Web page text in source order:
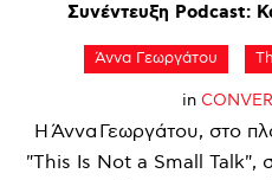
Συνέντευξη Podcast:
Άννα Γεωργάτου
in
Η Άννα Γεωργάτου, στο
"This Is Not a Small Talk",